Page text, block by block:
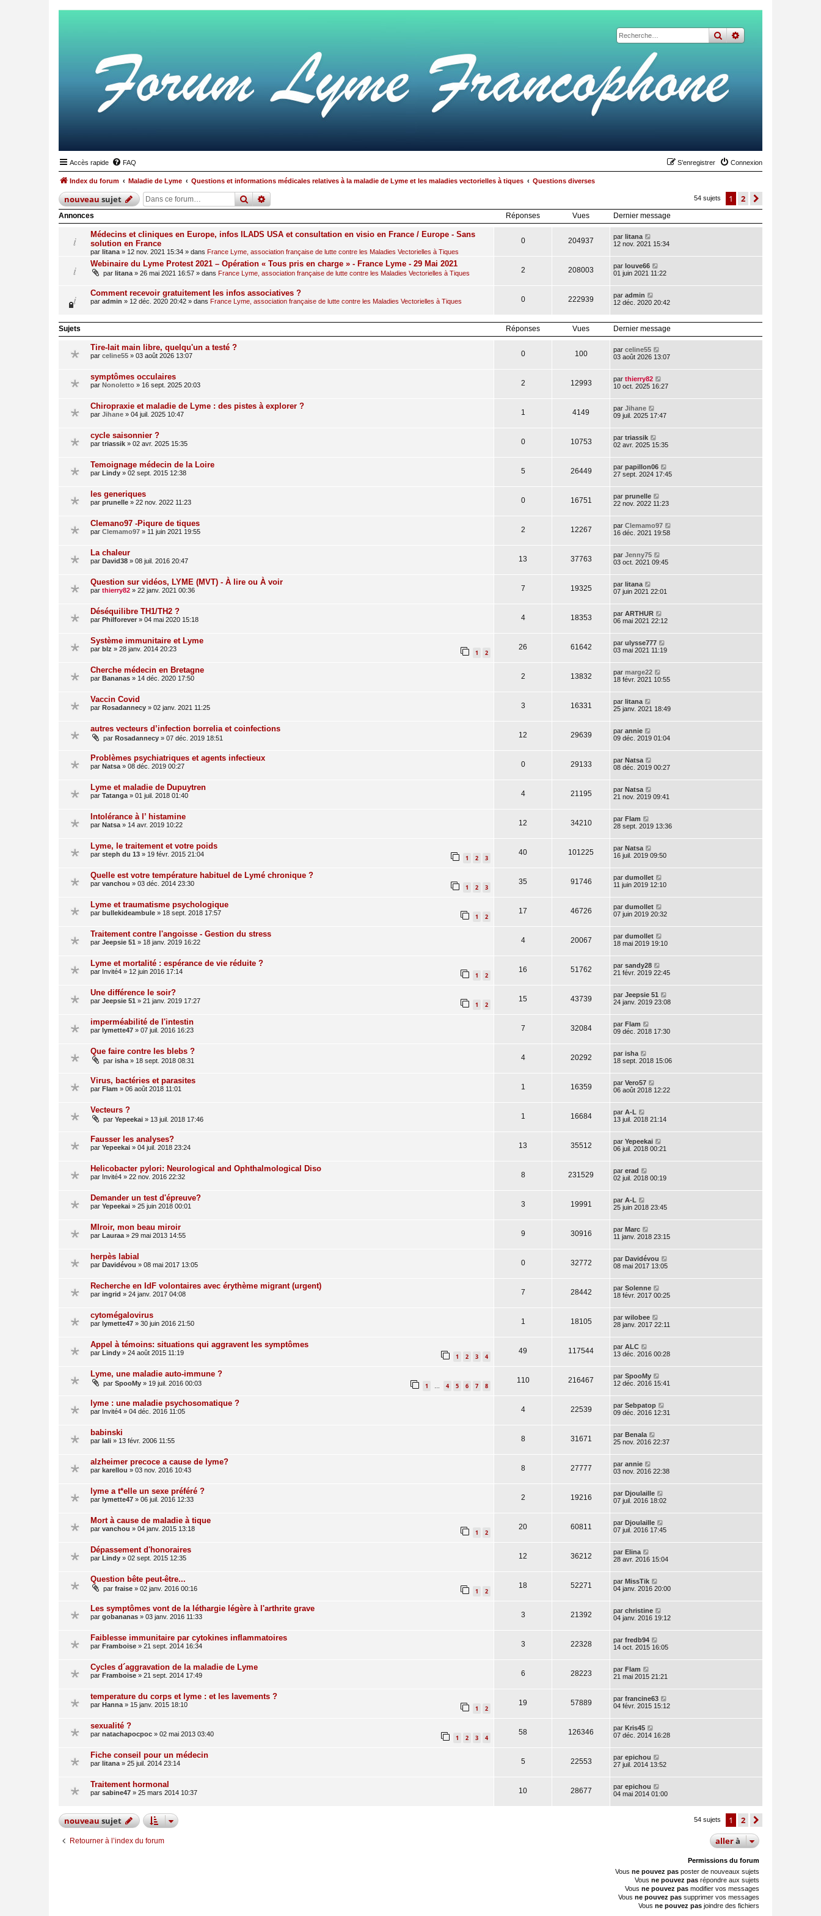
rechercher
recherche
Accès rapide FAQ Connexion
S’enregistrer
Index du forum Maladie de Lyme Questions et informations médicales relatives à la maladie de Lyme et les maladies vectorielles à tiques Questions diverses
nouveausujet rechercher
recherche 54 sujets 1 2
Annonces Réponses Vues Dernier message
Médecins et cliniques en Europe, infos ILADS USA et consultation en visio en France / Europe - Sans
solution en France
par litana » 12 nov. 2021 15:34 » dans France Lyme, association française de lutte contre les Maladies Vectorielles à Tiques
0 204937 par litana
12 nov. 2021 15:34
Webinaire du Lyme Protest 2021 – Opération « Tous pris en charge » - France Lyme - 29 Mai 2021
par litana » 26 mai 2021 16:57 » dans France Lyme, association française de lutte contre les Maladies Vectorielles à Tiques 2 208003 par louve66
01 juin 2021 11:22
Comment recevoir gratuitement les infos associatives ?
par admin » 12 déc. 2020 20:42 » dans France Lyme, association française de lutte contre les Maladies Vectorielles à Tiques 0 222939 par admin
12 déc. 2020 20:42
Sujets Réponses Vues Dernier message
Tire-lait main libre, quelqu'un a testé ?
par celine55 » 03 août 2026 13:07 0 100 par celine55
03 août 2026 13:07
symptômes occulaires
par Nonoletto » 16 sept. 2025 20:03 2 12993 par thierry82
10 oct. 2025 16:27
Chiropraxie et maladie de Lyme : des pistes à explorer ?
par Jihane » 04 juil. 2025 10:47 1 4149 par Jihane
09 juil. 2025 17:47
cycle saisonnier ?
par triassik » 02 avr. 2025 15:35 0 10753 par triassik
02 avr. 2025 15:35
Temoignage médecin de la Loire
par Lindy » 02 sept. 2015 12:38 5 26449 par papillon06
27 sept. 2024 17:45
les generiques
par prunelle » 22 nov. 2022 11:23 0 16751 par prunelle
22 nov. 2022 11:23
Clemano97 -Piqure de tiques
par Clemamo97 » 11 juin 2021 19:55 2 12267 par Clemamo97
16 déc. 2021 19:58
La chaleur
par David38 » 08 juil. 2016 20:47 13 37763 par Jenny75
03 oct. 2021 09:45
Question sur vidéos, LYME (MVT) - À lire ou À voir
par thierry82 » 22 janv. 2021 00:36 7 19325 par litana
07 juin 2021 22:01
Déséquilibre TH1/TH2 ?
par Philforever » 04 mai 2020 15:18 4 18353 par ARTHUR
06 mai 2021 22:12
Système immunitaire et Lyme
par blz » 28 janv. 2014 20:23 1 2
26 61642 par ulysse777
03 mai 2021 11:19
Cherche médecin en Bretagne
par Bananas » 14 déc. 2020 17:50 2 13832 par marge22
18 févr. 2021 10:55
Vaccin Covid
par Rosadannecy » 02 janv. 2021 11:25 3 16331 par litana
25 janv. 2021 18:49
autres vecteurs d’infection borrelia et coinfections
par Rosadannecy » 07 déc. 2019 18:51 12 29639 par annie
09 déc. 2019 01:04
Problèmes psychiatriques et agents infectieux
par Natsa » 08 déc. 2019 00:27 0 29133 par Natsa
08 déc. 2019 00:27
Lyme et maladie de Dupuytren
par Tatanga » 01 juil. 2018 01:40 4 21195 par Natsa
21 nov. 2019 09:41
Intolérance à l’ histamine
par Natsa » 14 avr. 2019 10:22 12 34210 par Flam
28 sept. 2019 13:36
Lyme, le traitement et votre poids
par steph du 13 » 19 févr. 2015 21:04 1 2 3
40 101225 par Natsa
16 juil. 2019 09:50
Quelle est votre température habituel de Lymé chronique ?
par vanchou » 03 déc. 2014 23:30 1 2 3
35 91746 par dumollet
11 juin 2019 12:10
Lyme et traumatisme psychologique
par bullekideambule » 18 sept. 2018 17:57 1 2
17 46726 par dumollet
07 juin 2019 20:32
Traitement contre l'angoisse - Gestion du stress
par Jeepsie 51 » 18 janv. 2019 16:22 4 20067 par dumollet
18 mai 2019 19:10
Lyme et mortalité : espérance de vie réduite ?
par Invité4 » 12 juin 2016 17:14 1 2
16 51762 par sandy28
21 févr. 2019 22:45
Une différence le soir?
par Jeepsie 51 » 21 janv. 2019 17:27 1 2
15 43739 par Jeepsie 51
24 janv. 2019 23:08
imperméabilité de l'intestin
par lymette47 » 07 juil. 2016 16:23 7 32084 par Flam
09 déc. 2018 17:30
Que faire contre les blebs ?
par isha » 18 sept. 2018 08:31 4 20292 par isha
18 sept. 2018 15:06
Virus, bactéries et parasites
par Flam » 06 août 2018 11:01 1 16359 par Vero57
06 août 2018 12:22
Vecteurs ?
par Yepeekai » 13 juil. 2018 17:46 1 16684 par A-L
13 juil. 2018 21:14
Fausser les analyses?
par Yepeekai » 04 juil. 2018 23:24 13 35512 par Yepeekai
06 juil. 2018 00:21
Helicobacter pylori: Neurological and Ophthalmological Diso
par Invité4 » 22 nov. 2016 22:32 8 231529 par erad
02 juil. 2018 00:19
Demander un test d'épreuve?
par Yepeekai » 25 juin 2018 00:01 3 19991 par A-L
25 juin 2018 23:45
MIroir, mon beau miroir
par Lauraa » 29 mai 2013 14:55 9 30916 par Marc
11 janv. 2018 23:15
herpès labial
par Davidévou » 08 mai 2017 13:05 0 32772 par Davidévou
08 mai 2017 13:05
Recherche en IdF volontaires avec érythème migrant (urgent)
par ingrid » 24 janv. 2017 04:08 7 28442 par Solenne
18 févr. 2017 00:25
cytomégalovirus
par lymette47 » 30 juin 2016 21:50 1 18105 par wilobee
28 janv. 2017 22:11
Appel à témoins: situations qui aggravent les symptômes
par Lindy » 24 août 2015 11:19 1 2 3 4
49 117544 par ALC
13 déc. 2016 00:28
Lyme, une maladie auto-immune ?
par SpooMy » 19 juil. 2016 00:03 1 … 4 5 6 7 8
110 216467 par SpooMy
12 déc. 2016 15:41
lyme : une maladie psychosomatique ?
par Invité4 » 04 déc. 2016 11:05 4 22539 par Sebpatop
09 déc. 2016 12:31
babinski
par lali » 13 févr. 2006 11:55 8 31671 par Benala
25 nov. 2016 22:37
alzheimer precoce a cause de lyme?
par karellou » 03 nov. 2016 10:43 8 27777 par annie
03 nov. 2016 22:38
lyme a t*elle un sexe préféré ?
par lymette47 » 06 juil. 2016 12:33 2 19216 par Djoulaille
07 juil. 2016 18:02
Mort à cause de maladie à tique
par vanchou » 04 janv. 2015 13:18 1 2
20 60811 par Djoulaille
07 juil. 2016 17:45
Dépassement d'honoraires
par Lindy » 02 sept. 2015 12:35 12 36212 par Elina
28 avr. 2016 15:04
Question bête peut-être...
par fraise » 02 janv. 2016 00:16 1 2
18 52271 par MissTik
04 janv. 2016 20:00
Les symptômes vont de la léthargie légère à l'arthrite grave
par gobananas » 03 janv. 2016 11:33 3 21392 par christine
04 janv. 2016 19:12
Faiblesse immunitaire par cytokines inflammatoires
par Framboise » 21 sept. 2014 16:34 3 22328 par fredb94
14 oct. 2015 16:05
Cycles d´aggravation de la maladie de Lyme
par Framboise » 21 sept. 2014 17:49 6 28223 par Flam
21 mai 2015 21:21
temperature du corps et lyme : et les lavements ?
par Hanna » 15 janv. 2015 18:10 1 2
19 57889 par francine63
04 févr. 2015 15:12
sexualité ?
par natachapocpoc » 02 mai 2013 03:40 1 2 3 4
58 126346 par Kris45
07 déc. 2014 16:28
Fiche conseil pour un médecin
par litana » 25 juil. 2014 23:14 5 22553 par epichou
27 juil. 2014 13:52
Traitement hormonal
par sabine47 » 25 mars 2014 10:37 10 28677 par epichou
04 mai 2014 01:00
nouveausujet 54 sujets 1 2
Retourner à l’index du forum allerà
Permissions du forum
Vous ne pouvez pas poster de nouveaux sujets
Vous ne pouvez pas répondre aux sujets
Vous ne pouvez pas modifier vos messages
Vous ne pouvez pas supprimer vos messages
Vous ne pouvez pas joindre des fichiers